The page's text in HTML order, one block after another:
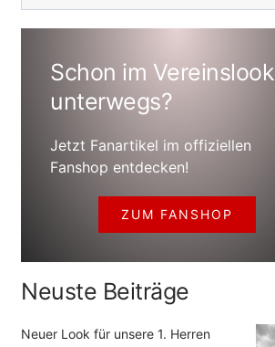
Schon im Vereinslook
unterwegs?
Jetzt Fanartikel im offiziellen
Fanshop entdecken!
ZUM FANSHOP
Neuste Beiträge
Neuer Look für unsere 1. Herren